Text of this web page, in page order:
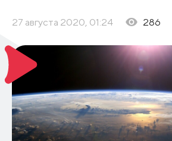
27 августа 2020, 01:24 286